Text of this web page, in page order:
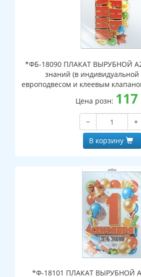
*ФБ-18090 ПЛАКАТ ВЫРУБНОЙ
знаний (в индивидуальной
европодвесом и клеевым
ВД-лак)
Цена розн: 117
−
+
В корзину
*Ф-18101 ПЛАКАТ ВЫРУБНОЙ